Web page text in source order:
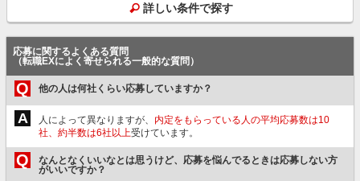
詳しい条件で探す
応募に関するよくある質問
（転職EXによく寄せられる一般的な質問）
Q 他の人は何社くらい応募していますか？
A 人によって異なりますが、 内定をもらっている人の平均応募数は10
社、約半数は6社以上受けています。
Q
なんとなくいいなとは思うけど、応募を悩んでるときは応募しない方
がいいですか？